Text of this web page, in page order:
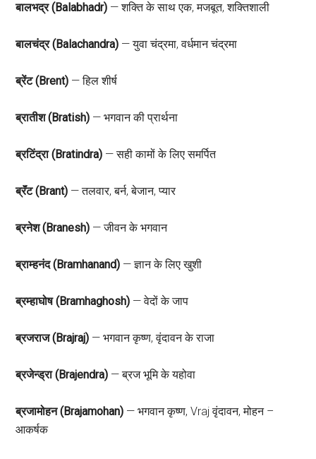
बालभद्र (Balabhadr) — शक्ति के साथ एक, मजबूत, शक्तिशाली
बालचंद्र (Balachandra) — युवा चंद्रमा, वर्धमान चंद्रमा
ब्रेंट (Brent) — हिल शीर्ष
ब्रातीश (Bratish) — भगवान की प्रार्थना
ब्रटिंद्रा (Bratindra) — सही कामों के लिए समर्पित
ब्रॅंट (Brant) — तलवार, बर्न, बेजान, प्यार
ब्रनेश (Branesh) — जीवन के भगवान
ब्राम्‍हनंद (Bramhanand) — ज्ञान के लिए खुशी
ब्रम्हाघोष (Bramhaghosh) — वेदों के जाप
ब्रजराज (Brajraj) — भगवान कृष्ण, वृंदावन के राजा
ब्रजेन्ड्रा (Brajendra) — ब्रज भूमि के यहोवा
ब्रजामोहन (Brajamohan) — भगवान कृष्ण, Vraj वृंदावन, मोहन –
आकर्षक